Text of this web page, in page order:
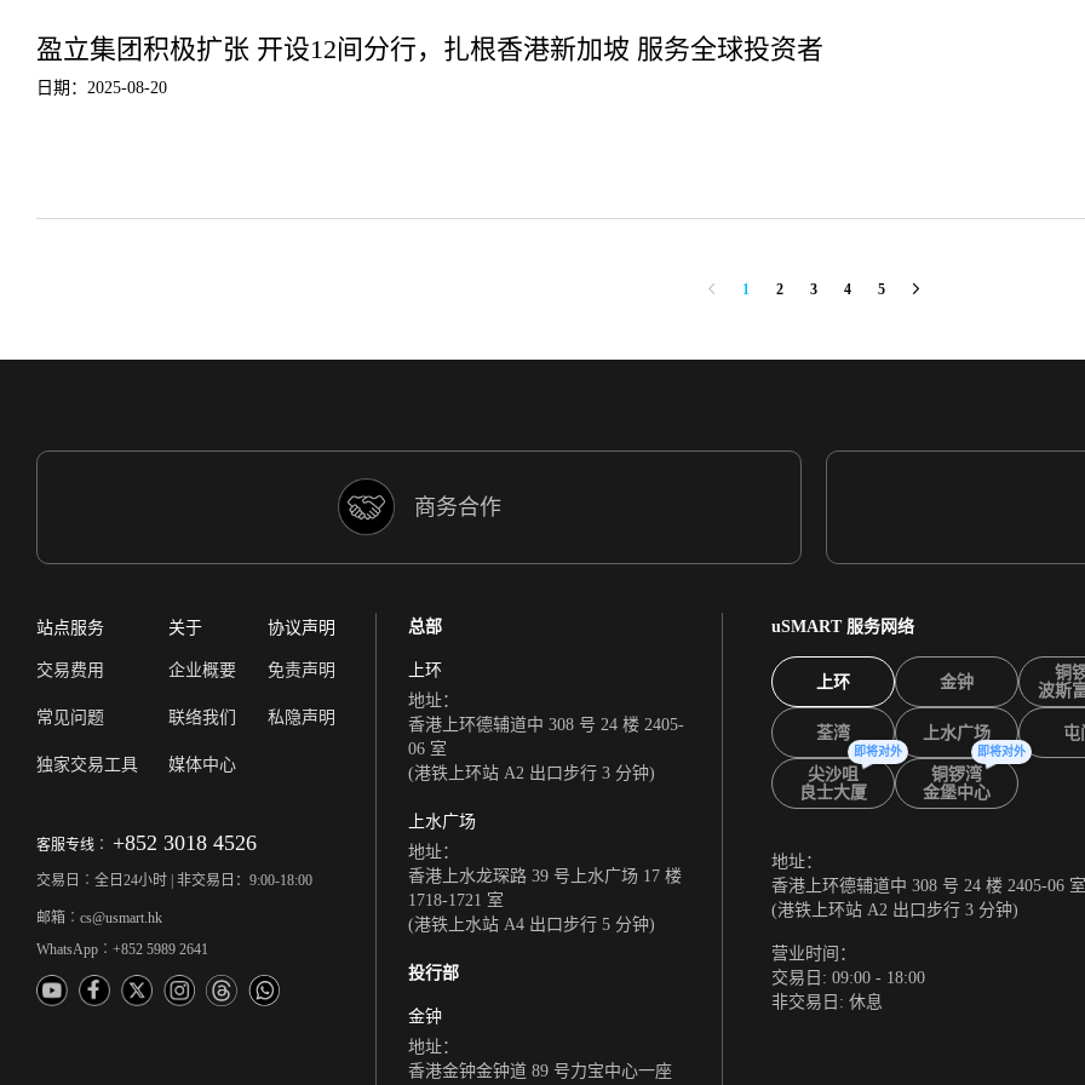
盈立集团积极扩张 开设12间分行，扎根香港新加坡 服务全球投资者
日期：2025-08-20
1 2 3 4 5
商务合作
站点服务
交易费用
常见问题
独家交易工具
关于
企业概要
联络我们
媒体中心
协议声明
免责声明
私隐声明
客服专线︰ +852 3018 4526
交易日︰全日24小时 | 非交易日：9:00-18:00
邮箱︰cs@usmart.hk
WhatsApp︰+852 5989 2641
总部
上环
地址：
香港上环德辅道中 308 号 24 楼 2405-
06 室
(港铁上环站 A2 出口步行 3 分钟)
上水广场
地址：
香港上水龙琛路 39 号上水广场 17 楼
1718-1721 室
(港铁上水站 A4 出口步行 5 分钟)
投行部
金钟
地址：
香港金钟金钟道 89 号力宝中心一座
uSMART 服务网络
上环 金钟
铜
波斯
荃湾 上水广场 屯
尖沙咀
良士大厦
即将对外
铜锣湾
金堡中心
即将对外
地址：
香港上环德辅道中 308 号 24 楼 2405-06 室
(港铁上环站 A2 出口步行 3 分钟)
营业时间：
交易日: 09:00 - 18:00
非交易日: 休息